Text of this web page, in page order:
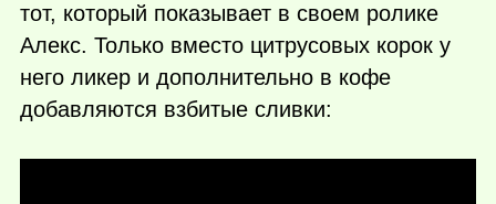
тот, который показывает в своем ролике
Алекс. Только вместо цитрусовых корок у
него ликер и дополнительно в кофе
добавляются взбитые сливки: